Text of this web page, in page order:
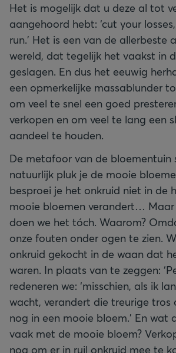
Het is mogelijk dat u deze al tot
aangehoord hebt: ‘cut your
run.’ Het is een van de allerbeste
wereld, dat tegelijk het vaakst in
geslagen. En dus het eeuwig
een opmerkelijke massablunder
om veel te snel een goed
verkopen en om veel te lang een
aandeel te houden.
De metafoor van de bloementuin
natuurlijk pluk je de mooie
besproei je het onkruid niet in de
mooie bloemen verandert… Maar
doen we het tóch. Waarom?
onze fouten onder ogen te zien.
onkruid gekocht in de waan dat
waren. In plaats van te zeggen:
redeneren we: ‘misschien, als ik
wacht, verandert die treurige tros
nog in een mooie bloem.’ En wat
vaak met de mooie bloem?
nog om er in ruil onkruid mee te